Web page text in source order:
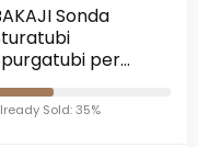
Bonomini
0750AR54B7 |
Valvola Antiriflusso
Orizzontale |
Sifone DN32 |
Valvola di Non
Already Sold: 69%